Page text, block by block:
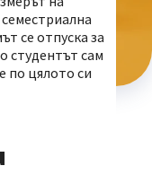
се отпуска за
студентът сам
по цялото си